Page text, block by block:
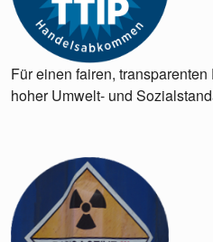
Für einen fairen,
hoher Umwelt- und